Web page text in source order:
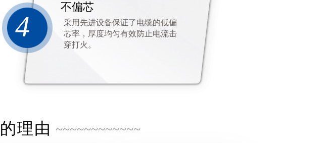
4
不偏芯
采用先进设备保证了电缆的低偏
芯率，厚度均匀有效防止电流击
穿打火。
理由 ~~~~~~~~~~~~